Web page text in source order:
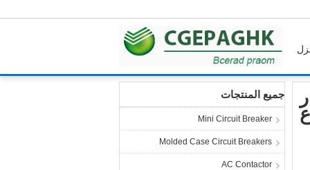
جميع المنتجات
Mini Circuit Breaker
Molded Case Circuit Breakers
AC Contactor